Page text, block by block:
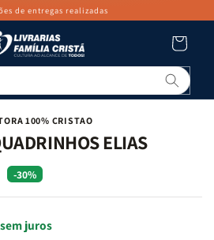
de entregas realizadas
Carrinho
100% CRISTAO
ELIAS
-30%
sem juros